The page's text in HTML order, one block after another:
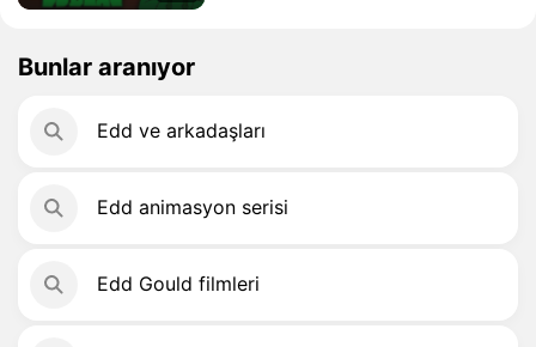
Bunlar aranıyor
Edd ve arkadaşları
Edd animasyon serisi
Edd Gould filmleri